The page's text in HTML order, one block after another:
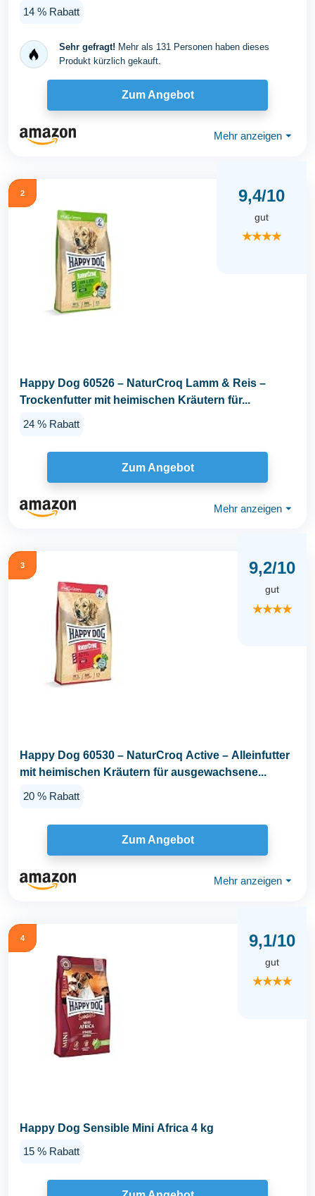
14 % Rabatt
Sehr gefragt! Mehr als 131 Personen haben dieses
Produkt kürzlich gekauft.
Zum Angebot
Mehr anzeigen ⏷
2 9,4/10
gut
★★★★
Happy Dog 60526 – NaturCroq Lamm & Reis –
Trockenfutter mit heimischen Kräutern für...
24 % Rabatt
Zum Angebot
Mehr anzeigen ⏷
3 9,2/10
gut
★★★★
Happy Dog 60530 – NaturCroq Active – Alleinfutter
mit heimischen Kräutern für ausgewachsene...
20 % Rabatt
Zum Angebot
Mehr anzeigen ⏷
4 9,1/10
gut
★★★★
Happy Dog Sensible Mini Africa 4 kg
15 % Rabatt